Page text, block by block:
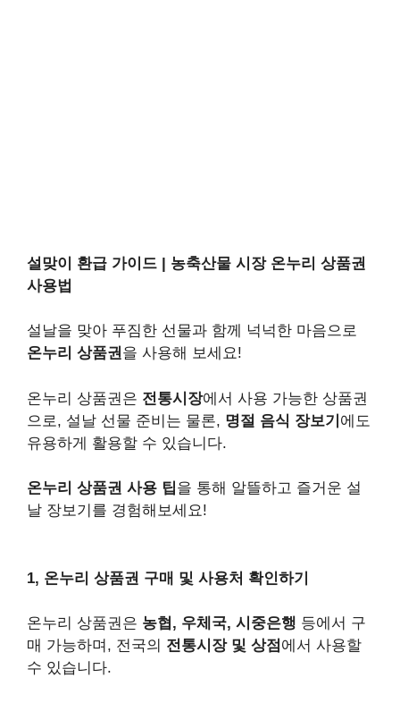
설맞이 환급 가이드 | 농축산물 시장 온누리 상품권
사용법
설날을 맞아 푸짐한 선물과 함께 넉넉한 마음으로
온누리 상품권을 사용해 보세요!
온누리 상품권은 전통시장에서 사용 가능한 상품권
으로, 설날 선물 준비는 물론, 명절 음식 장보기 에도
유용하게 활용할 수 있습니다.
온누리 상품권 사용 팁을 통해 알뜰하고 즐거운 설
날 장보기를 경험해보세요!
1, 온누리 상품권 구매 및 사용처 확인하기
온누리 상품권은 농협, 우체국, 시중은행 등에서 구
매 가능하며, 전국의 전통시장 및 상점 에서 사용할
수 있습니다.